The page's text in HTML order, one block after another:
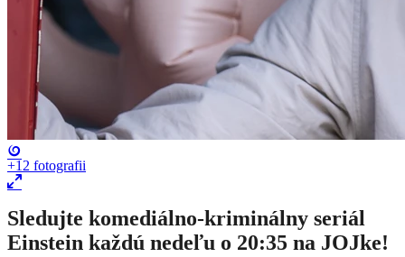
+12 fotografii
​Sledujte komediálno-kriminálny seriál
Einstein každú nedeľu o 20:35 na JOJke!